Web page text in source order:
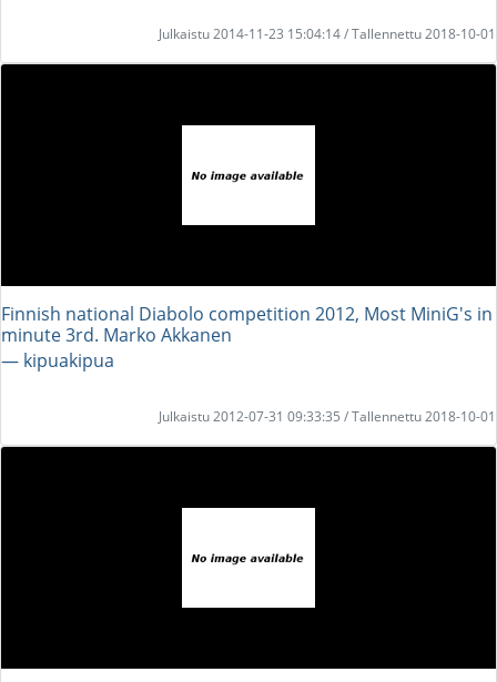
Julkaistu 2014-11-23 15:04:14 / Tallennettu 2018-10-01
Finnish national Diabolo competition 2012, Most MiniG's in
minute 3rd. Marko Akkanen
― kipuakipua
Julkaistu 2012-07-31 09:33:35 / Tallennettu 2018-10-01